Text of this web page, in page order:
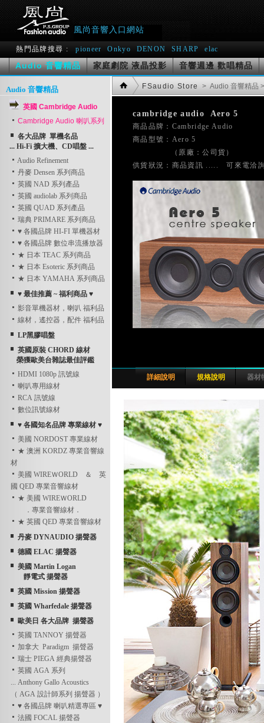
風尚音響入口網站
熱門品牌搜尋 : pioneer Onkyo DENON SHARP elac
Audio 音響精品 家庭劇院 液晶投影 音響週邊 歡唱精品
Audio 音響精品
英國 Cambridge Audio
Cambridge Audio 喇叭系列
各大品牌 單機名品
... Hi-Fi 擴大機、CD唱盤 ...
Audio Refinement
丹麥 Densen 系列商品
英國 NAD 系列產品
英國 audiolab 系列商品
英國 QUAD 系列產品
瑞典 PRIMARE 系列商品
♥ 各國品牌 HI-FI 單機器材
♥ 各國品牌 數位串流播放器
★ 日本 TEAC 系列商品
★ 日本 Esoteric 系列商品
★ 日本 YAMAHA 系列商品
♥ 最佳推薦 ~ 福利商品 ♥
影音單機器材，喇叭 福利品
線材，遙控器，配件 福利品
LP黑膠唱盤
英國原裝 CHORD 線材
榮獲歐美台雜誌最佳評鑑
HDMI 1080p 訊號線
喇叭專用線材
RCA 訊號線
數位訊號線材
♥ 各國知名品牌 專業線材 ♥
美國 NORDOST 專業線材
★ 澳洲 KORDZ 專業音響線
材
美國 WIREＷORLD ＆ 英
國 QED 專業音響線材
★ 美國 WIREＷORLD
．專業音響線材．
★ 英國 QED 專業音響線材
丹麥 DYNAUDIO 揚聲器
德國 ELAC 揚聲器
美國 Martin Logan
靜電式 揚聲器
英國 Mission 揚聲器
英國 Wharfedale 揚聲器
歐美日 各大品牌 揚聲器
英國 TANNOY 揚聲器
加拿大 Paradigm 揚聲器
瑞士 PIEGA 經典揚聲器
英國 AGA 系列
... Anthony Gallo Acoustics
（ AGA 設計師系列 揚聲器 ）
♥ 各國品牌 喇叭精選專區 ♥
法國 FOCAL 揚聲器
FSaudio Store > Audio 音響精品
cambridge audio  Aero 5
商品品牌：Cambridge Audio
商品型號：Aero 5
（原廠：公司貨）
詳細說明 規格說明 器材